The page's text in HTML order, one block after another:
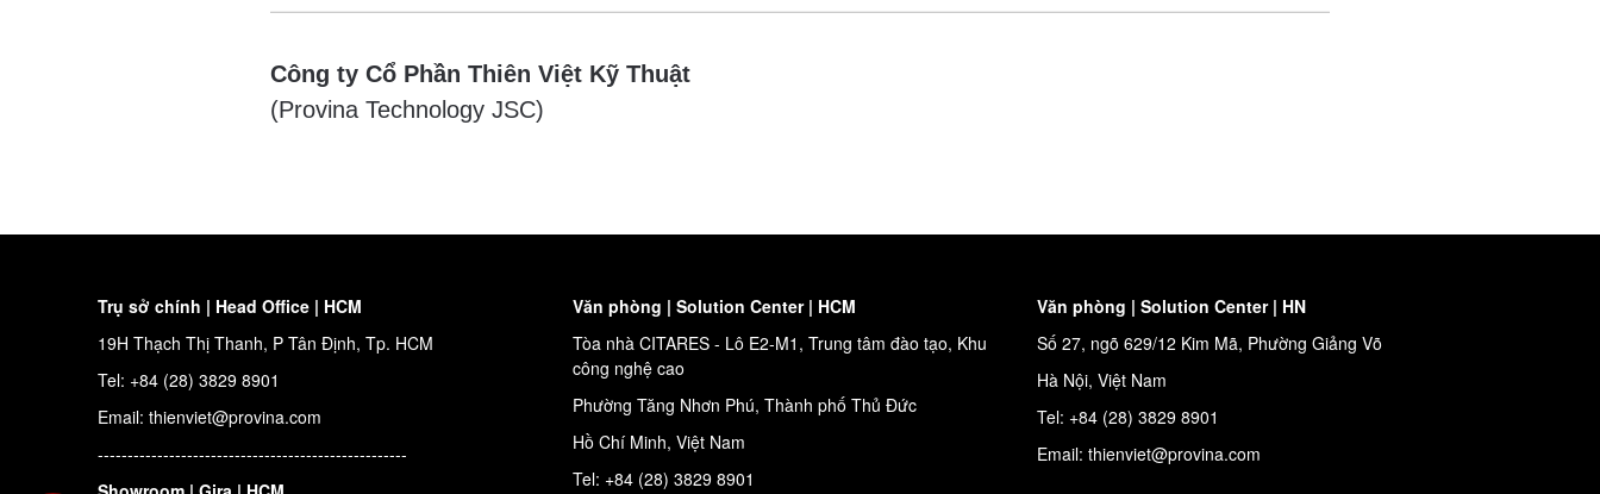
Công ty Cổ Phần Thiên Việt Kỹ Thuật
(Provina Technology JSC)
Trụ sở chính | Head Office | HCM
19H Thạch Thị Thanh, P Tân Định, Tp. HCM
Tel: +84 (28) 3829 8901
Email: thienviet@provina.com
----------------------------------------------------
Văn phòng | Solution Center | HCM
Tòa nhà CITARES - Lô E2-M1, Trung tâm đào tạo, Khu
công nghệ cao
Phường Tăng Nhơn Phú, Thành phố Thủ Đức
Hồ Chí Minh, Việt Nam
Tel: +84 (28) 3829 8901
Văn phòng | Solution Center | HN
Số 27, ngõ 629/12 Kim Mã, Phường Giảng Võ
Hà Nội, Việt Nam
Tel: +84 (28) 3829 8901
Email: thienviet@provina.com